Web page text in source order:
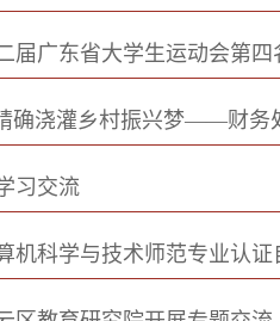
届广东省大学生运动会第四
确浇灌乡村振兴梦——财务
习交流
机科学与技术师范专业认